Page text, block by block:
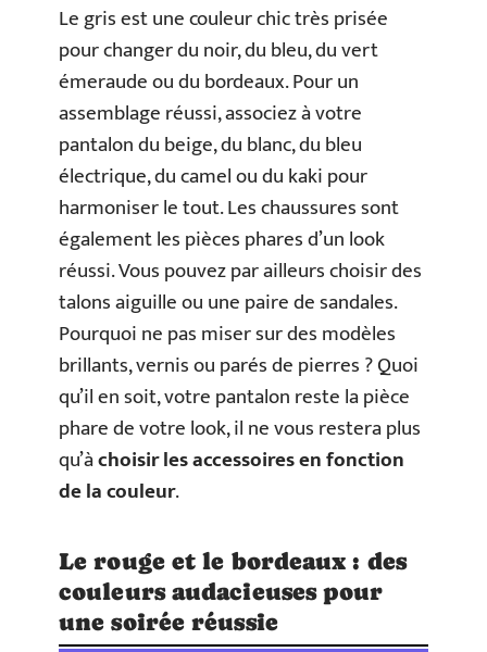
Le gris est une couleur chic très prisée
pour changer du noir, du bleu, du vert
émeraude ou du bordeaux. Pour un
assemblage réussi, associez à votre
pantalon du beige, du blanc, du bleu
électrique, du camel ou du kaki pour
harmoniser le tout. Les chaussures sont
également les pièces phares d’un look
réussi. Vous pouvez par ailleurs choisir des
talons aiguille ou une paire de sandales.
Pourquoi ne pas miser sur des modèles
brillants, vernis ou parés de pierres ? Quoi
qu’il en soit, votre pantalon reste la pièce
phare de votre look, il ne vous restera plus
qu’àchoisir les accessoires en fonction
de la couleur.
Le rouge et le bordeaux : des
couleurs audacieuses pour
une soirée réussie